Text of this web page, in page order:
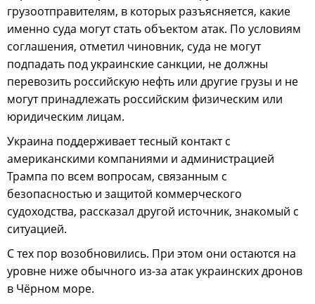
грузоотправителям, в которых разъясняется, какие
именно суда могут стать объектом атак. По условиям
соглашения, отметил чиновник, суда не могут
подпадать под украинские санкции, не должны
перевозить российскую нефть или другие грузы и не
могут принадлежать российским физическим или
юридическим лицам.
Украина поддерживает тесный контакт с
американскими компаниями и администрацией
Трампа по всем вопросам, связанным с
безопасностью и защитой коммерческого
судоходства, рассказал другой источник, знакомый с
ситуацией.
С тех пор возобновились. При этом они остаются на
уровне ниже обычного из-за атак украинских дронов
в Чёрном море.